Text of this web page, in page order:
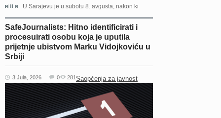
na zahtjeve za pristup informacijama u zakonskom...
U Sarajevu je u subotu 8. avgusta, nakon kraće bolesti, preminuo
SafeJournalists: Hitno identificirati i
procesuirati osobu koja je uputila
prijetnje ubistvom Marku Vidojkoviću u
Srbiji
3 Jula, 2026 Saopćenja za javnost
0 281